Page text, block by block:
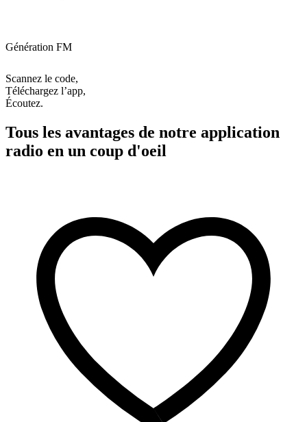
Génération FM
Scannez le code,
Téléchargez l’app,
Écoutez.
Tous les avantages de notre application
radio en un coup d'oeil